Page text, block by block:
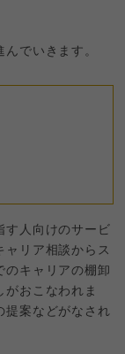
でいきます。
す人向けのサービ
リア相談からス
のキャリアの棚卸
おこなわれま
提案などがなされ